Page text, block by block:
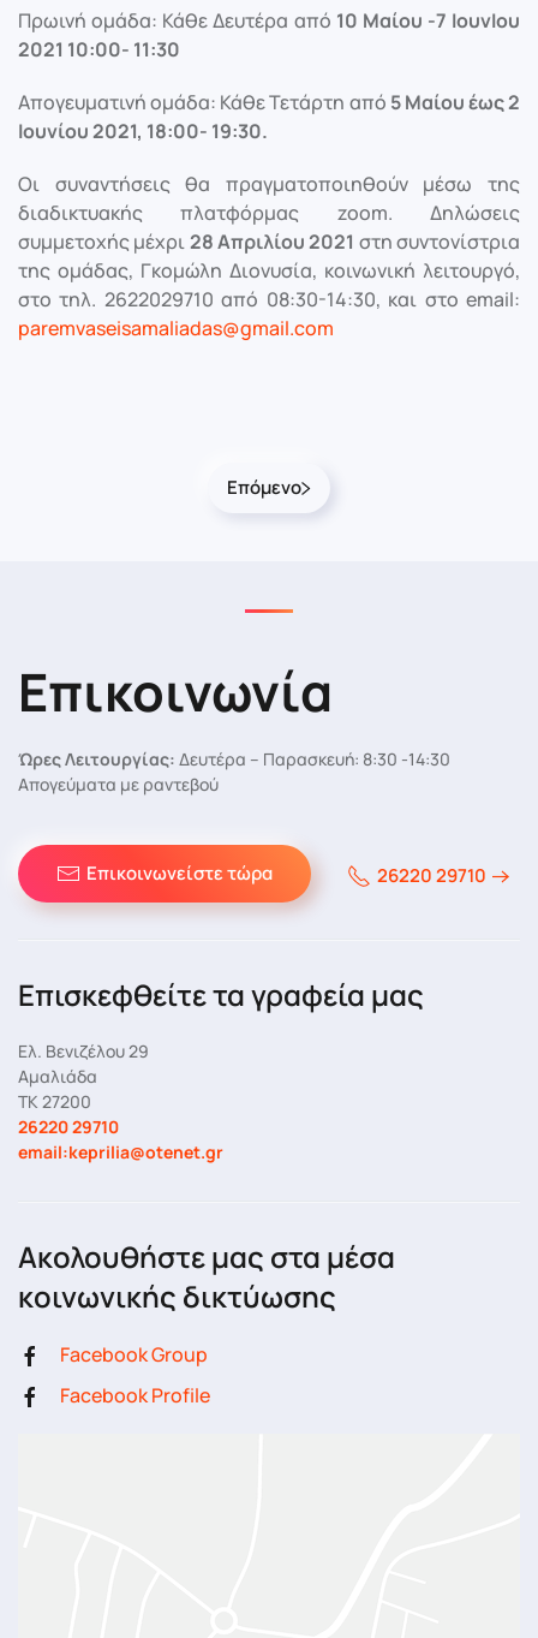
Πρωινή ομάδα: Κάθε Δευτέρα από 10 Μαίου -7 ΙουνΙου
2021 10:00- 11:30
Απογευματινή ομάδα: Κάθε Τετάρτη από 5 Μαίου έως 2
Ιουνίου 2021, 18:00- 19:30.
Οι συναντήσεις θα πραγματοποιηθούν μέσω της
διαδικτυακής πλατφόρμας zoom. Δηλώσεις
συμμετοχής μέχρι28 Απριλίου 2021 στη συντονίστρια
της ομάδας, Γκομώλη Διονυσία, κοινωνική λειτουργό,
στο τηλ. 2622029710 από 08:30-14:30, και στο email:
paremvaseisamaliadas@gmail.com
Επόμενο
Επικοινωνία
Ώρες Λειτουργίας: Δευτέρα – Παρασκευή: 8:30 -14:30
Απογεύματα με ραντεβού
Επικοινωνείστε τώρα 26220 29710
Επισκεφθείτε τα γραφεία μας
Ελ. Βενιζέλου 29
Αμαλιάδα
ΤΚ 27200
26220 29710
email:keprilia@otenet.gr
Ακολουθήστε μας στα μέσα
κοινωνικής δικτύωσης
Facebook Group
Facebook Profile